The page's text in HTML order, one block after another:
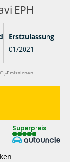
EPH
Erstzulassung
01/2021
2-Emissionen
Superpreis